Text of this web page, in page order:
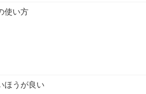
使い方
ほうが良い